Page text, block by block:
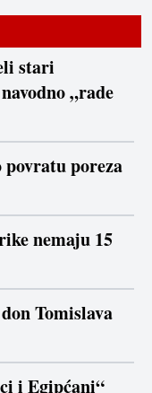
stari
„rade
povratu poreza
nemaju 15
Tomislava
i Egipćani“